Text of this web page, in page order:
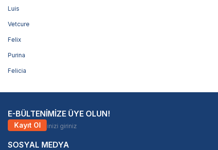
Luis
Vetcure
Felix
Purina
Felicia
E-BÜLTENİMİZE ÜYE OLUN!
Kayıt Ol
SOSYAL MEDYA